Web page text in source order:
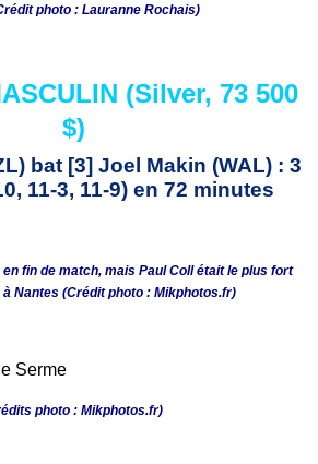
photo : Lauranne Rochais)
(Silver, 73 500
$)
bat [3] Joel Makin (WAL) : 3
11-3, 11-9) en 72 minutes
fin de match, mais Paul Coll était le plus fort
Nantes (Crédit photo : Mikphotos.fr)
photo : Mikphotos.fr)